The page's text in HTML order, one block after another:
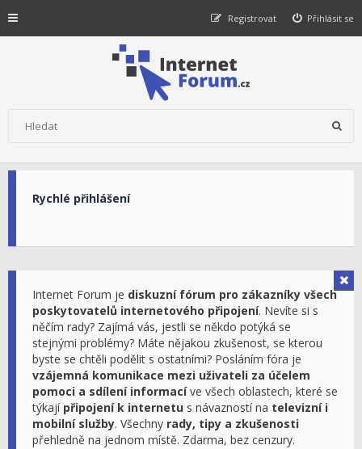
Přihlásit se
Registrovat
Rychlé přihlášení
Internet Forum je diskuzní fórum pro zákazníky všech
poskytovatelů internetového připojení. Nevíte si s
něčím rady? Zajímá vás, jestli se někdo potýká se
stejnými problémy? Máte nějakou zkušenost, se kterou
byste se chtěli podělit s ostatními? Posláním fóra je
vzájemná komunikace mezi uživateli za účelem
pomoci a sdílení informacíve všech oblastech, které se
týkají připojení k internetu s návazností na televizní i
mobilní služby. Všechny rady, tipy a zkušenosti
přehledně na jednom místě. Zdarma, bez cenzury.